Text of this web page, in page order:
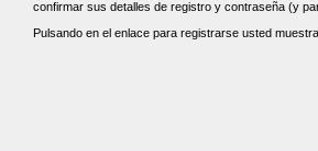
confirmar sus detalles de registro y contraseña (y
Pulsando en el enlace para registrarse usted